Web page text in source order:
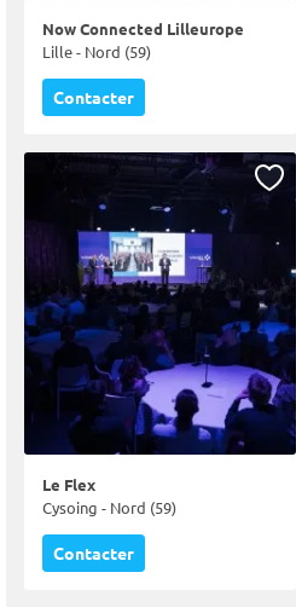
Now Connected Lilleurope
Lille - Nord (59)
Contacter
Le Flex
Cysoing - Nord (59)
Contacter